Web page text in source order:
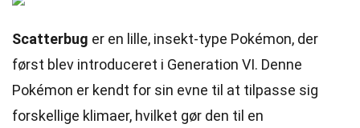
Scatterbug er en lille, insekt-type Pokémon, der
først blev introduceret i Generation VI. Denne
Pokémon er kendt for sin evne til at tilpasse sig
forskellige klimaer, hvilket gør den til en